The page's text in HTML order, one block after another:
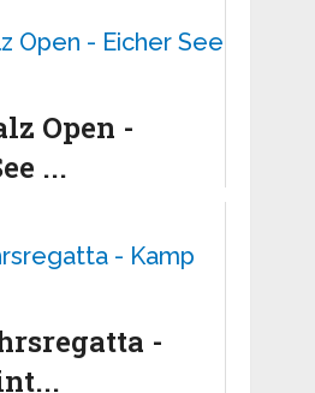
Open -
...
-